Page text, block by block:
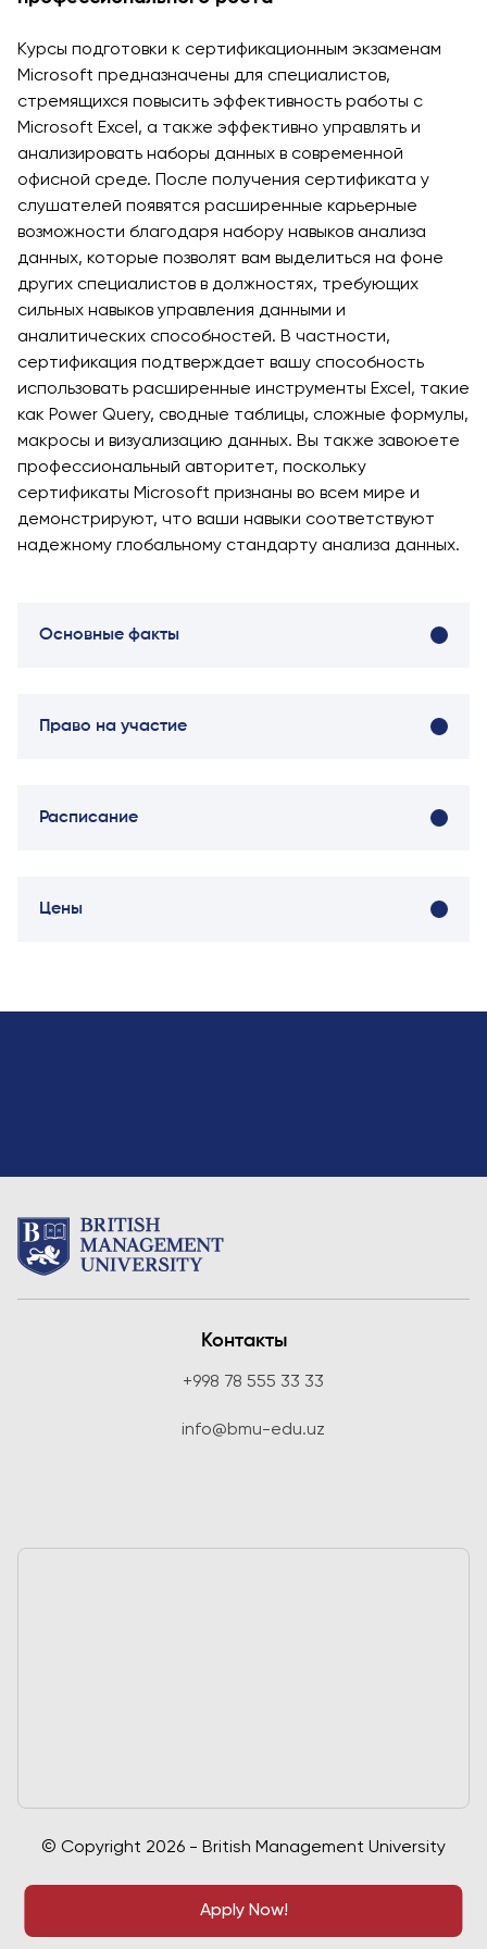
Сектором
Членство в
Профессиональных
Ассоциациях
Международное
Партнерство
Queen Margaret
University
Центр Прикладных
Исследований
Вакансии
Не
Академические
Вакансии
Магистратура
Описание
Подготовительные
Курсы
Программа Pre-
Master’s
экзаменам Excel
Цифровое
Лидерство с
Использованием
Искусственного
Интеллекта и
Бизнес-
Информатики
Студенческая
жизнь
Students'
Клубы
Что нового?
Посетить
Cambridge
Apply Now!
Курсы подготовки к сертификационным экзаменам
Microsoft предназначены для специалистов,
стремящихся повысить эффективность работы с
Microsoft Excel, а также эффективно управлять и
анализировать наборы данных в современной
офисной среде. После получения сертификата у
слушателей появятся расширенные карьерные
возможности благодаря набору навыков анализа
данных, которые позволят вам выделиться на фоне
других специалистов в должностях, требующих
сильных навыков управления данными и
аналитических способностей. В частности,
сертификация подтверждает вашу способность
использовать расширенные инструменты Excel, такие
как Power Query, сводные таблицы, сложные формулы,
макросы и визуализацию данных. Вы также завоюете
профессиональный авторитет, поскольку
сертификаты Microsoft признаны во всем мире и
демонстрируют, что ваши навыки соответствуют
надежному глобальному стандарту анализа данных.
Основные факты
Право на участие
Расписание
Цены
Контакты
+998 78 555 33 33
info@bmu-edu.uz
© Copyright 2026 - British Management University